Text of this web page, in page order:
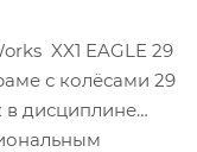
XX1 EAGLE 29
с колёсами 29
в дисциплине